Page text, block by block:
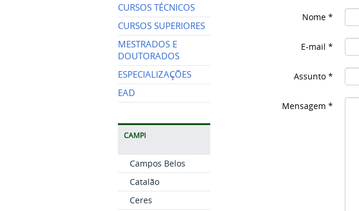
CURSOS TÉCNICOS
CURSOS SUPERIORES
MESTRADOS E
DOUTORADOS
ESPECIALIZAÇÕES
EAD
CAMPI
Campos Belos
Catalão
Ceres
Nome *
E-mail *
Assunto *
Mensagem *